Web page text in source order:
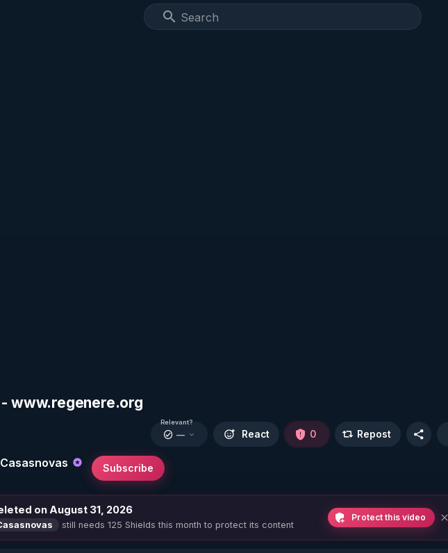
www.regenere.org
Subscribe
Relevant?
— React 0 Repost
on August 31, 2026
still needs 125 Shields this month to protect its content
Protect this video